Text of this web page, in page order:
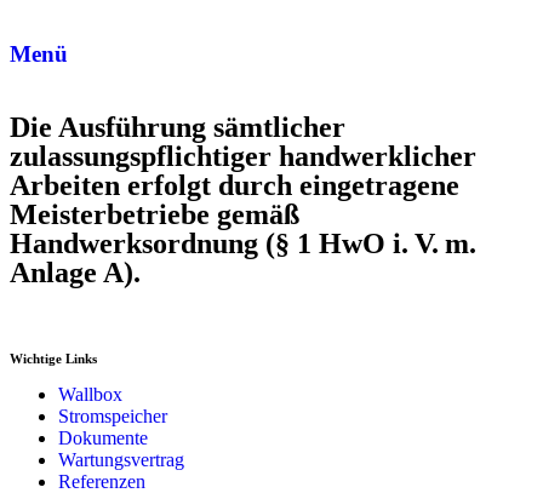
Menü
Die Ausführung sämtlicher
zulassungspflichtiger handwerklicher
Arbeiten erfolgt durch eingetragene
Meisterbetriebe gemäß
Handwerksordnung (§ 1 HwO i. V. m.
Anlage A).
Wichtige Links
Wallbox
Stromspeicher
Dokumente
Wartungsvertrag
Referenzen